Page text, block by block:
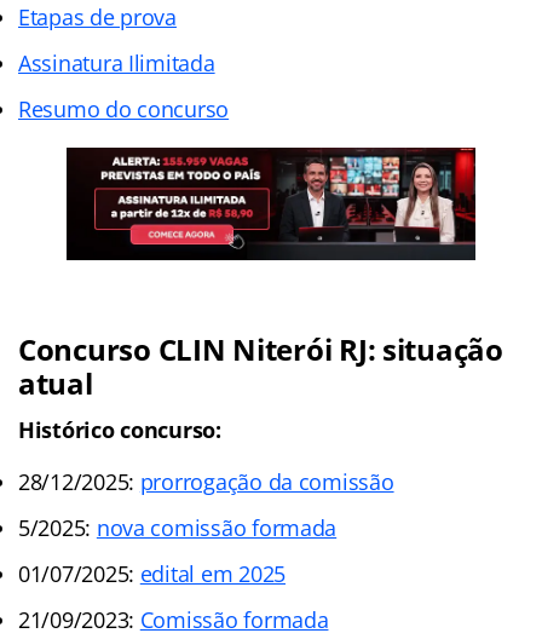
Etapas de prova
Assinatura Ilimitada
Resumo do concurso
Concurso CLIN Niterói RJ: situação
atual
Histórico concurso:
28/12/2025: prorrogação da comissão
5/2025: nova comissão formada
01/07/2025: edital em 2025
21/09/2023: Comissão formada